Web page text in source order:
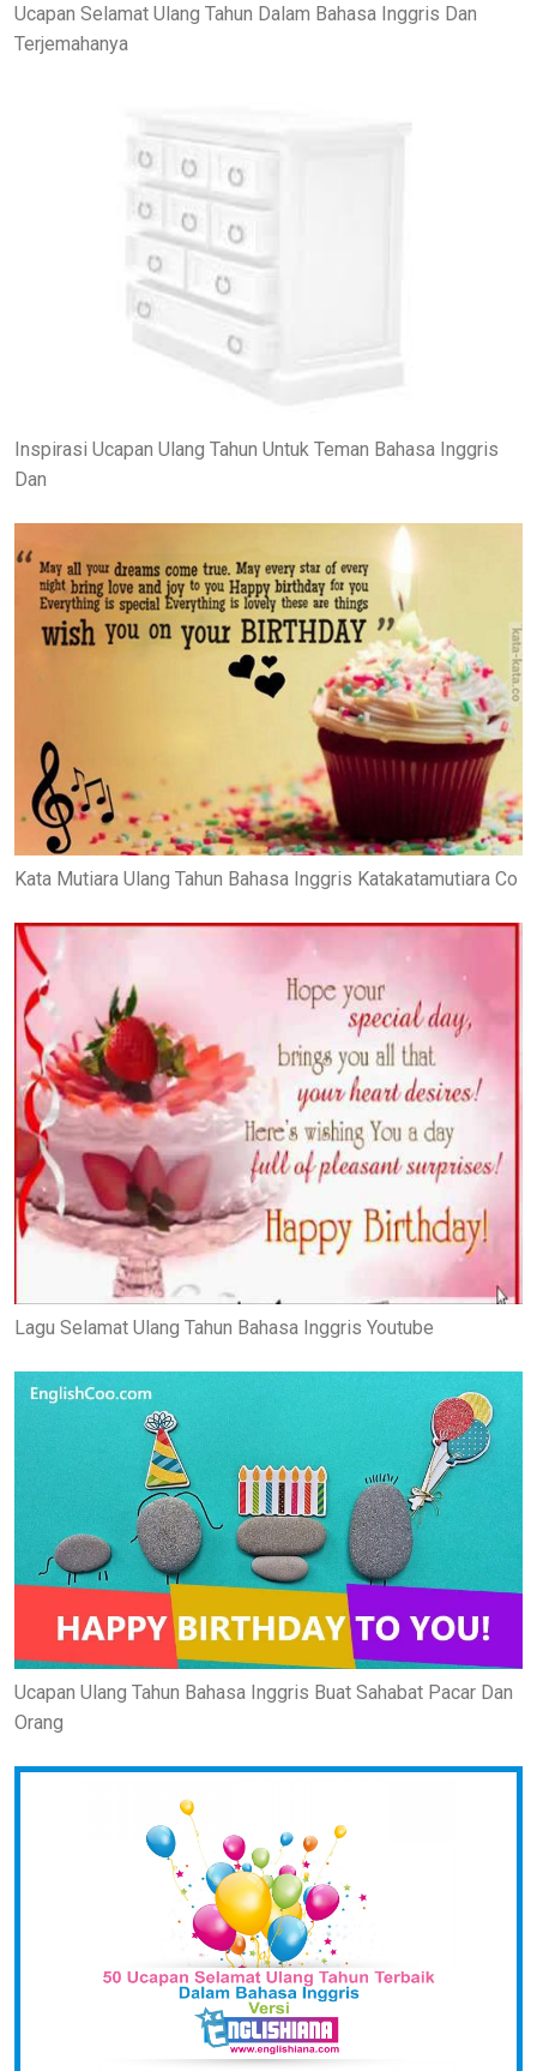
Ucapan Selamat Ulang Tahun Dalam Bahasa Inggris Dan
Terjemahanya
Inspirasi Ucapan Ulang Tahun Untuk Teman Bahasa Inggris
Dan
Kata Mutiara Ulang Tahun Bahasa Inggris Katakatamutiara Co
Lagu Selamat Ulang Tahun Bahasa Inggris Youtube
Ucapan Ulang Tahun Bahasa Inggris Buat Sahabat Pacar Dan
Orang